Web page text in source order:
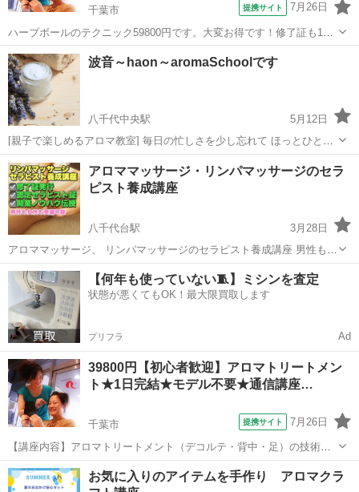
千葉市 提携サイト 7月26日
ハーブボールのテクニック59800円です。大変お得です！修了証も1枚
1700円で発行しています★是非、更なる技術UPにご利用下さい！復習
用のDVD、遠方の方向けの通信講座もご用意しています！こちらから
の営業電話は致しません。...
千葉 千葉市 アロマ
波音～haon～aromaSchoolです
八千代中央駅
5月12日
[親子で楽しめるアロマ教室] 毎日の忙しさを少し忘れて ほっとひと息
つける時間 を過ごしませんか おうちアロマ教室では アロマ初心者さ
ん向け体験レッスンや 親子で楽しめる アロマ×ものづくりワークショ
ップ を開催しています...
千葉 八千代市 八千代中央駅 アロマ 香り
アロママッサージ・リンパマッサージのセラ
ピスト養成講座
八千代台駅
3月28日
アロママッサージ、 リンパマッサージのセラピスト養成講座 男性も女
性も受講していただけます。 歴10年以上のセラピストがお教えしま
す。 自分自身を癒したりご家族や介護パートナーを癒すことができ
る、リンパマッサ...
千葉 八千代市 八千代台駅 アロマ
【何年も使っていない🧵】ミシンを査定
状態が悪くてもOK！最大限買取します
プリフラ Ad
39800円【初心者歓迎】アロマトリートメン
ト★1日完結★モデル不要★通信講座…
千葉市 提携サイト 7月26日
【講座内容】アロマトリートメント（デコルテ・背中・足）の技術を1
日完結３時間マンツーマンレッスンで学習できます。実技中心です
が、トラブル回避の為、学科も行います。モデルさん不要なので、お
千葉 千葉市 アロマ
お気に入りのアイテムを手作り アロマクラ